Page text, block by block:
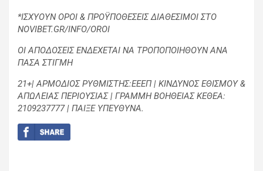
*ΙΣΧΥΟΥΝ ΟΡΟΙ & ΠΡΟΫΠΟΘΕΣΕΙΣ ΔΙΑΘΕΣΙΜΟΙ ΣΤΟ
NOVIBET.GR/INFO/OROI
ΟΙ ΑΠΟΔΟΣΕΙΣ ΕΝΔΕΧΕΤΑΙ ΝΑ ΤΡΟΠΟΠΟΙΗΘΟΥΝ ΑΝΑ
ΠΑΣΑ ΣΤΙΓΜΗ
21+| ΑΡΜΟΔΙΟΣ ΡΥΘΜΙΣΤΗΣ:ΕΕΕΠ | ΚΙΝΔΥΝΟΣ ΕΘΙΣΜΟΥ &
ΑΠΩΛΕΙΑΣ ΠΕΡΙΟΥΣΙΑΣ | ΓΡΑΜΜΗ ΒΟΗΘΕΙΑΣ ΚΕΘΕΑ:
2109237777 | ΠΑΙΞΕ ΥΠΕΥΘΥΝΑ.